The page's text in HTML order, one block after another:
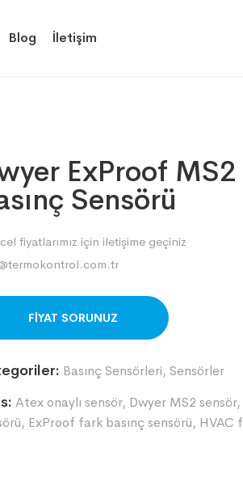
Blog İletişim
ExProof MS2
Sensörü
fiyatlarımız için iletişime geçiniz
ORDER ON WHATSAPP
Basınç Sensörleri, Sensörler
Atex onaylı sensör, Dwyer MS2 sensör,
, ExProof fark basınç sensörü, HVAC